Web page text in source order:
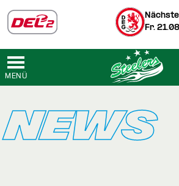
Fr.
MENÜ
NEWS